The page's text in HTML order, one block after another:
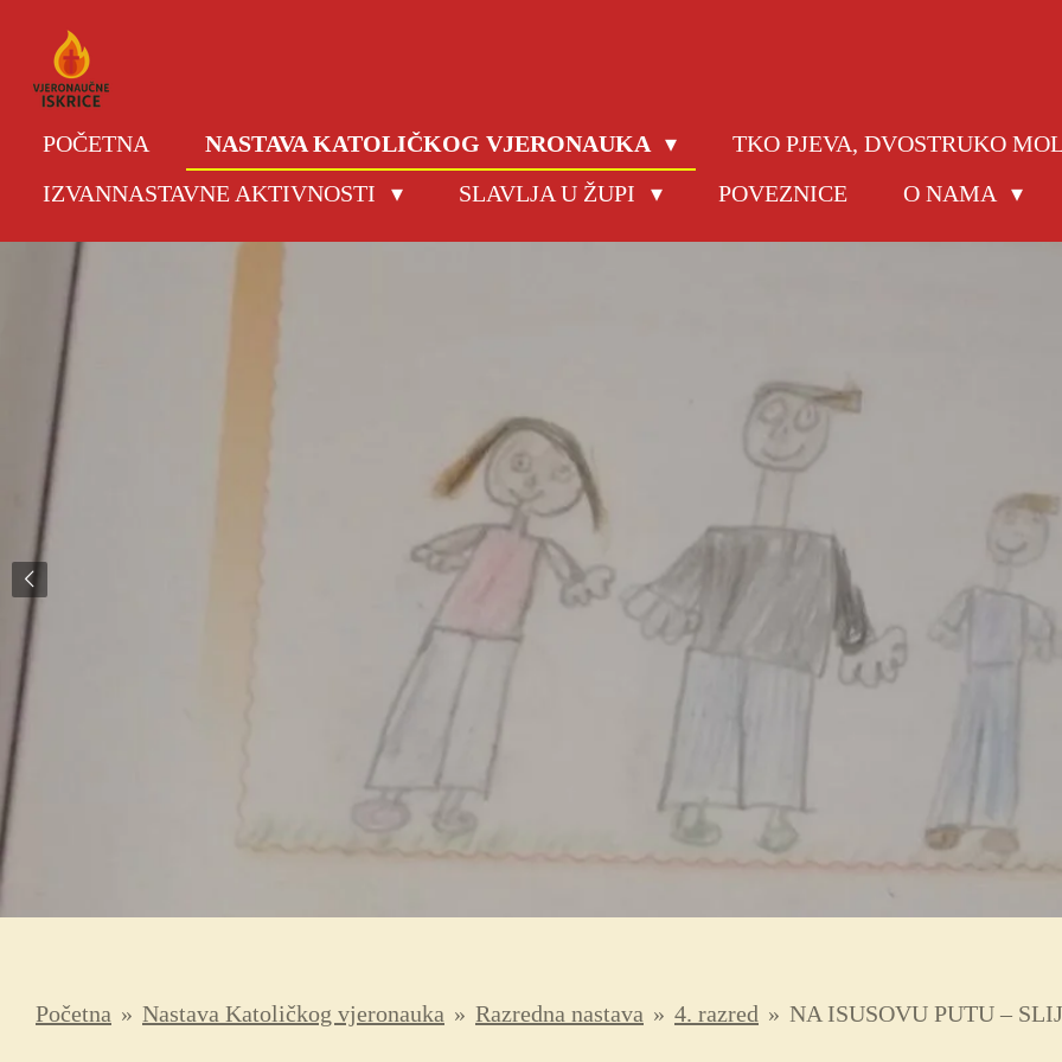
main
content
POČETNA NASTAVA KATOLIČKOG VJERONAUKA
TKO PJEVA, DVOSTRUKO
IZVANNASTAVNE AKTIVNOSTI
SLAVLJA U ŽUPI POVEZNICE O NAMA
Početna » Nastava Katoličkog vjeronauka » Razredna nastava » 4. razred » NA ISUSOVU PUTU –